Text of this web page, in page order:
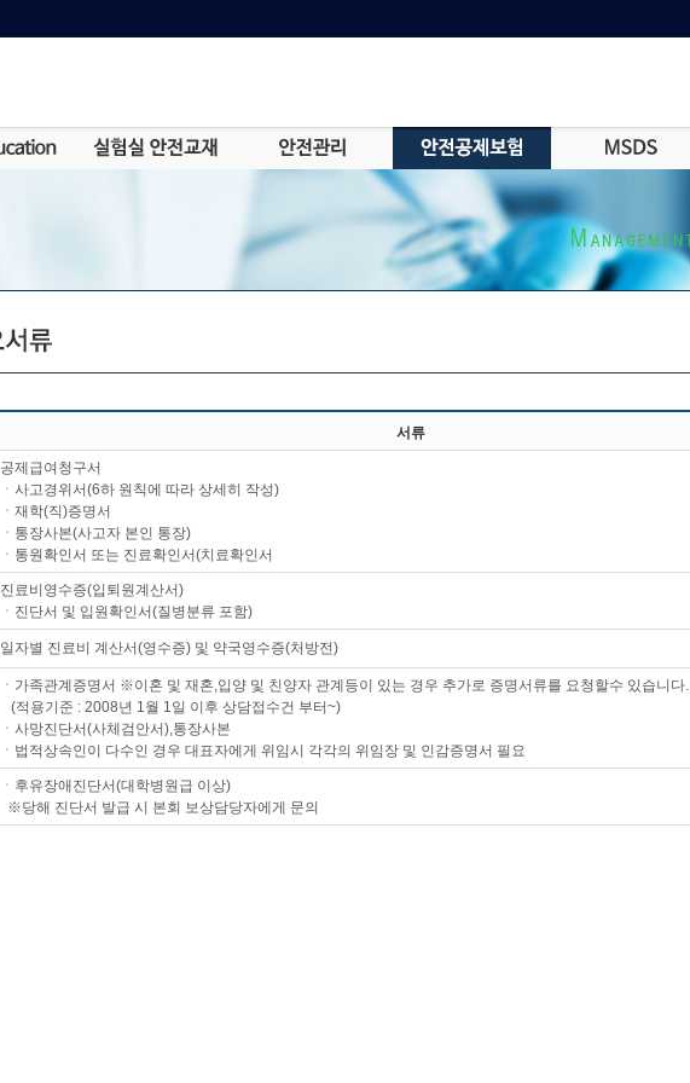
서류
공제급여청구서
ㆍ사고경위서(6하 원칙에 따라 상세히 작성)
ㆍ재학(직)증명서
ㆍ통장사본(사고자 본인 통장)
ㆍ통원확인서 또는 진료확인서(치료확인서
진료비영수증(입퇴원계산서)
ㆍ진단서 및 입원확인서(질병분류 포함)
일자별 진료비 계산서(영수증) 및 약국영수증(처방전)
ㆍ가족관계증명서 ※이혼 및 재혼,입양 및 친양자 관계등이 있는 경우 추가로 증명서류를 요청할수 있습니다.
(적용기준 : 2008년 1월 1일 이후 상담접수건 부터~)
ㆍ사망진단서(사체검안서),통장사본
ㆍ법적상속인이 다수인 경우 대표자에게 위임시 각각의 위임장 및 인감증명서 필요
ㆍ후유장애진단서(대학병원급 이상)
※당해 진단서 발급 시 본회 보상담당자에게 문의